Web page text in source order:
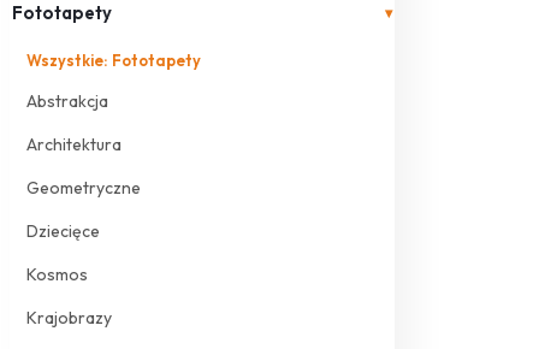
Fototapety ▾
Wszystkie: Fototapety
Abstrakcja
Architektura
Geometryczne
Dziecięce
Kosmos
Krajobrazy